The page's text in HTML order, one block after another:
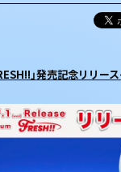
」発売記念リリー